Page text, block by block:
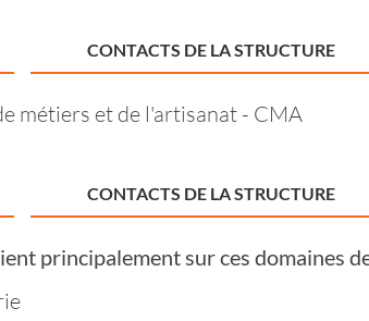
CONTACTS DE LA STRUCTURE
métiers et de l'artisanat - CMA
CONTACTS DE LA STRUCTURE
principalement sur ces domaines